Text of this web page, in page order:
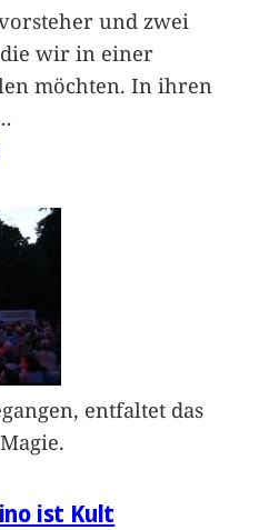
und zwei
wir in einer
möchten. In ihren
entfaltet das
ist Kult